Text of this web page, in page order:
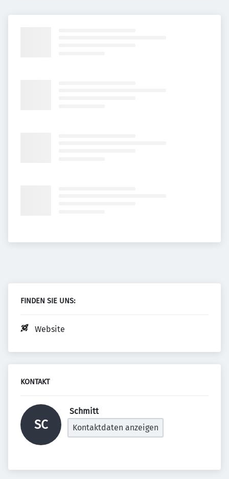
FINDEN SIE UNS:
Website
KONTAKT
SC
Schmitt
Kontaktdaten anzeigen